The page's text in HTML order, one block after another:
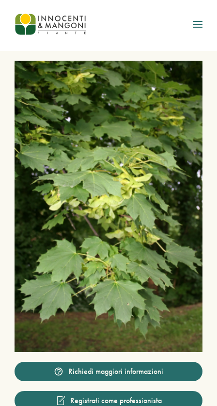
Skip to main content
Richiedi maggiori informazioni
Registrati come professionista